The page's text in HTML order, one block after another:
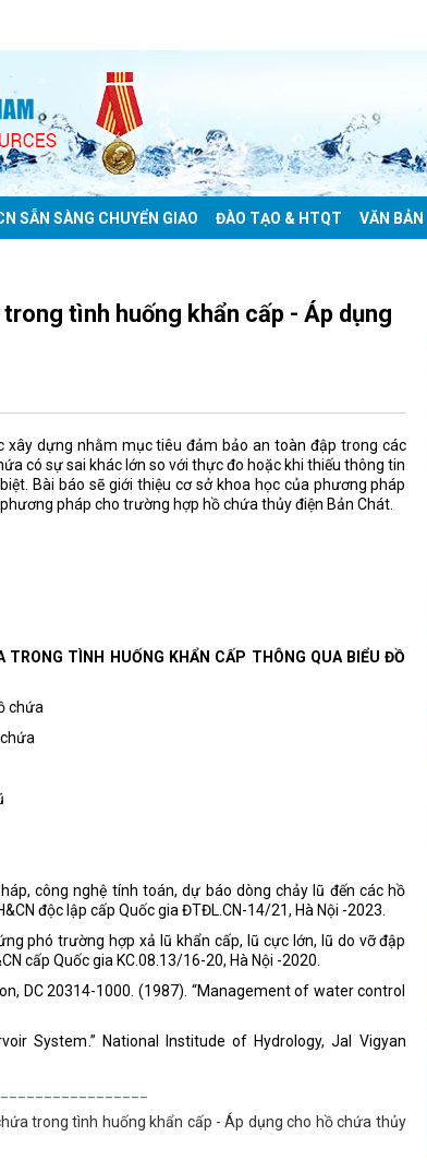
SẴN SÀNG CHUYỂN GIAO ĐÀO TẠO & HTQT VĂN BẢN
tình huống khẩn cấp - Áp dụng
dựng nhằm mục tiêu đảm bảo an toàn đập trong các
có sự sai khác lớn so với thực đo hoặc khi thiếu thông tin
Bài báo sẽ giới thiệu cơ sở khoa học của phương pháp
pháp cho trường hợp hồ chứa thủy điện Bản Chát.
TÌNH HUỐNG KHẨN CẤP THÔNG QUA BIỂU ĐỒ
chứa
công nghệ tính toán, dự báo dòng chảy lũ đến các hồ
độc lập cấp Quốc gia ĐTĐL.CN-14/21, Hà Nội -2023.
phó trường hợp xả lũ khẩn cấp, lũ cực lớn, lũ do vỡ đập
cấp Quốc gia KC.08.13/16-20, Hà Nội -2020.
DC 20314-1000. (1987). “Management of water control
System.” National Institude of Hydrology, Jal Vigyan
trong tình huống khẩn cấp - Áp dụng cho hồ chứa thủy